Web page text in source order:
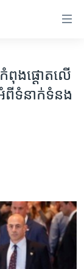
ពុង​ផ្ដោត​លើ​
ពី​ទំនាក់​ទំនង​